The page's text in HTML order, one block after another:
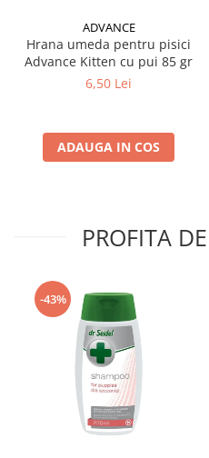
ADVANCE
Hrana umeda pentru pisici
Advance Kitten cu pui 85 gr
6,50 Lei
ADAUGA IN COS
PROFITA
-43%